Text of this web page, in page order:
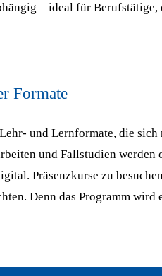
– ideal für Berufstätige,
Formate
und Lernformate, die
und Fallstudien
Präsenzkurse zu
Denn das Programm